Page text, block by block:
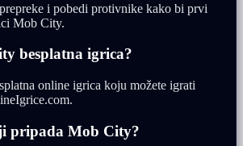
i pobedi protivnike kako bi prvi
Mob City.
besplatna igrica?
online igrica koju možete igrati
pripada Mob City?